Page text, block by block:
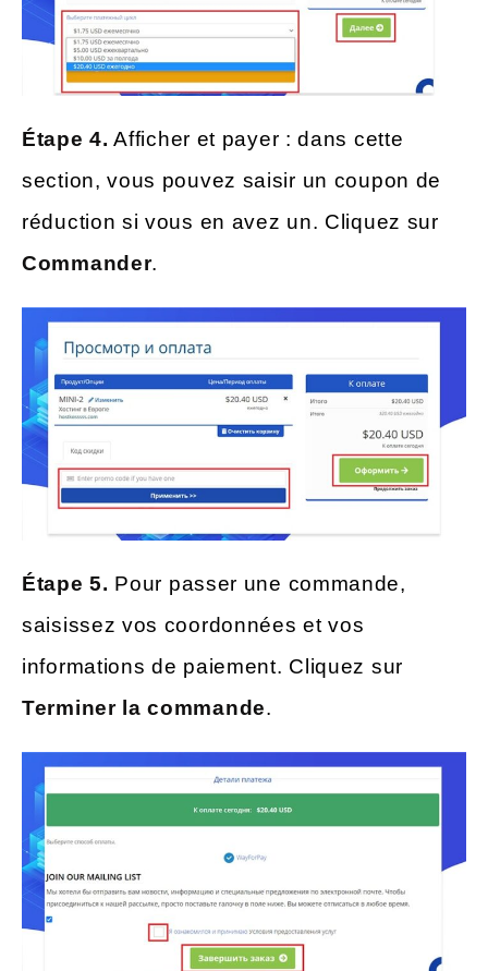
Étape 4. Afficher et payer : dans cette
section, vous pouvez saisir un coupon de
réduction si vous en avez un. Cliquez sur
Commander.
Étape 5. Pour passer une commande,
saisissez vos coordonnées et vos
informations de paiement. Cliquez sur
Terminer la commande.